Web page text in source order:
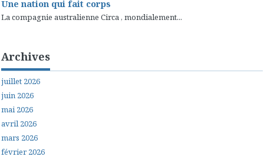
Une nation qui fait corps
La compagnie australienne Circa , mondialement...
Archives
juillet 2026
juin 2026
mai 2026
avril 2026
mars 2026
février 2026